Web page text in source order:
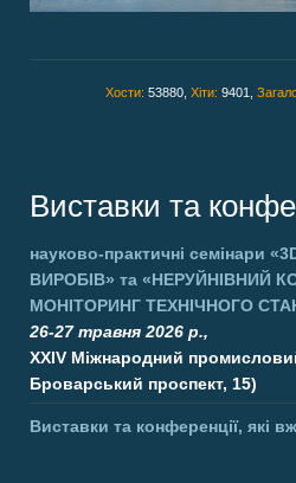
Хости: 53880, Хіти: 9401,
Виставки та
науково-практичні семінари
ВИРОБІВ» та «НЕРУЙНІВНИЙ
МОНІТОРИНГ ТЕХНІЧНОГО
26-27 травня 2026 р.,
XXIV Міжнародний
Броварський проспект, 15)
Виставки та конференції, які